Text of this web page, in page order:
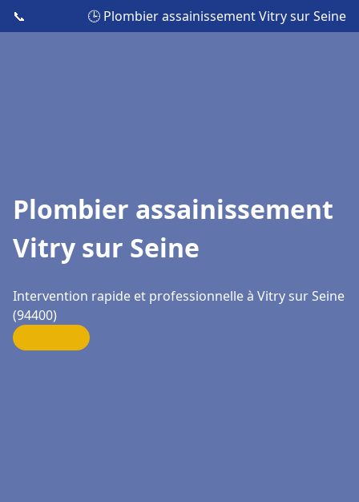
📞 🕒 Plombier assainissement Vitry sur Seine
Plombier assainissement
Vitry sur Seine
Intervention rapide et professionnelle à Vitry sur Seine
(94400)